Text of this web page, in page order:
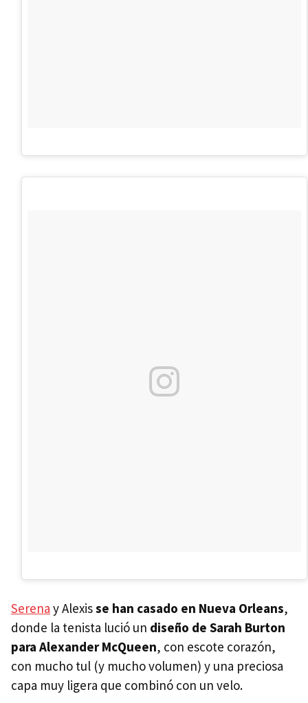
Serena y Alexisse han casado en Nueva Orleans,
donde la tenista lució un diseño de Sarah Burton
para Alexander McQueen, con escote corazón,
con mucho tul (y mucho volumen) y una preciosa
capa muy ligera que combinó con un velo.